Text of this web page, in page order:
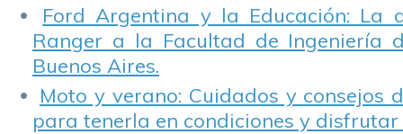
Ford Argentina y la Educación: La
Ranger a la Facultad de Ingeniería
Buenos Aires.
Moto y verano: Cuidados y consejos
para tenerla en condiciones y disfrutar